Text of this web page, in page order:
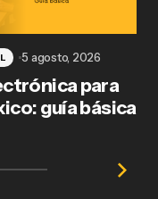
para
guía básica
5 agosto, 2026